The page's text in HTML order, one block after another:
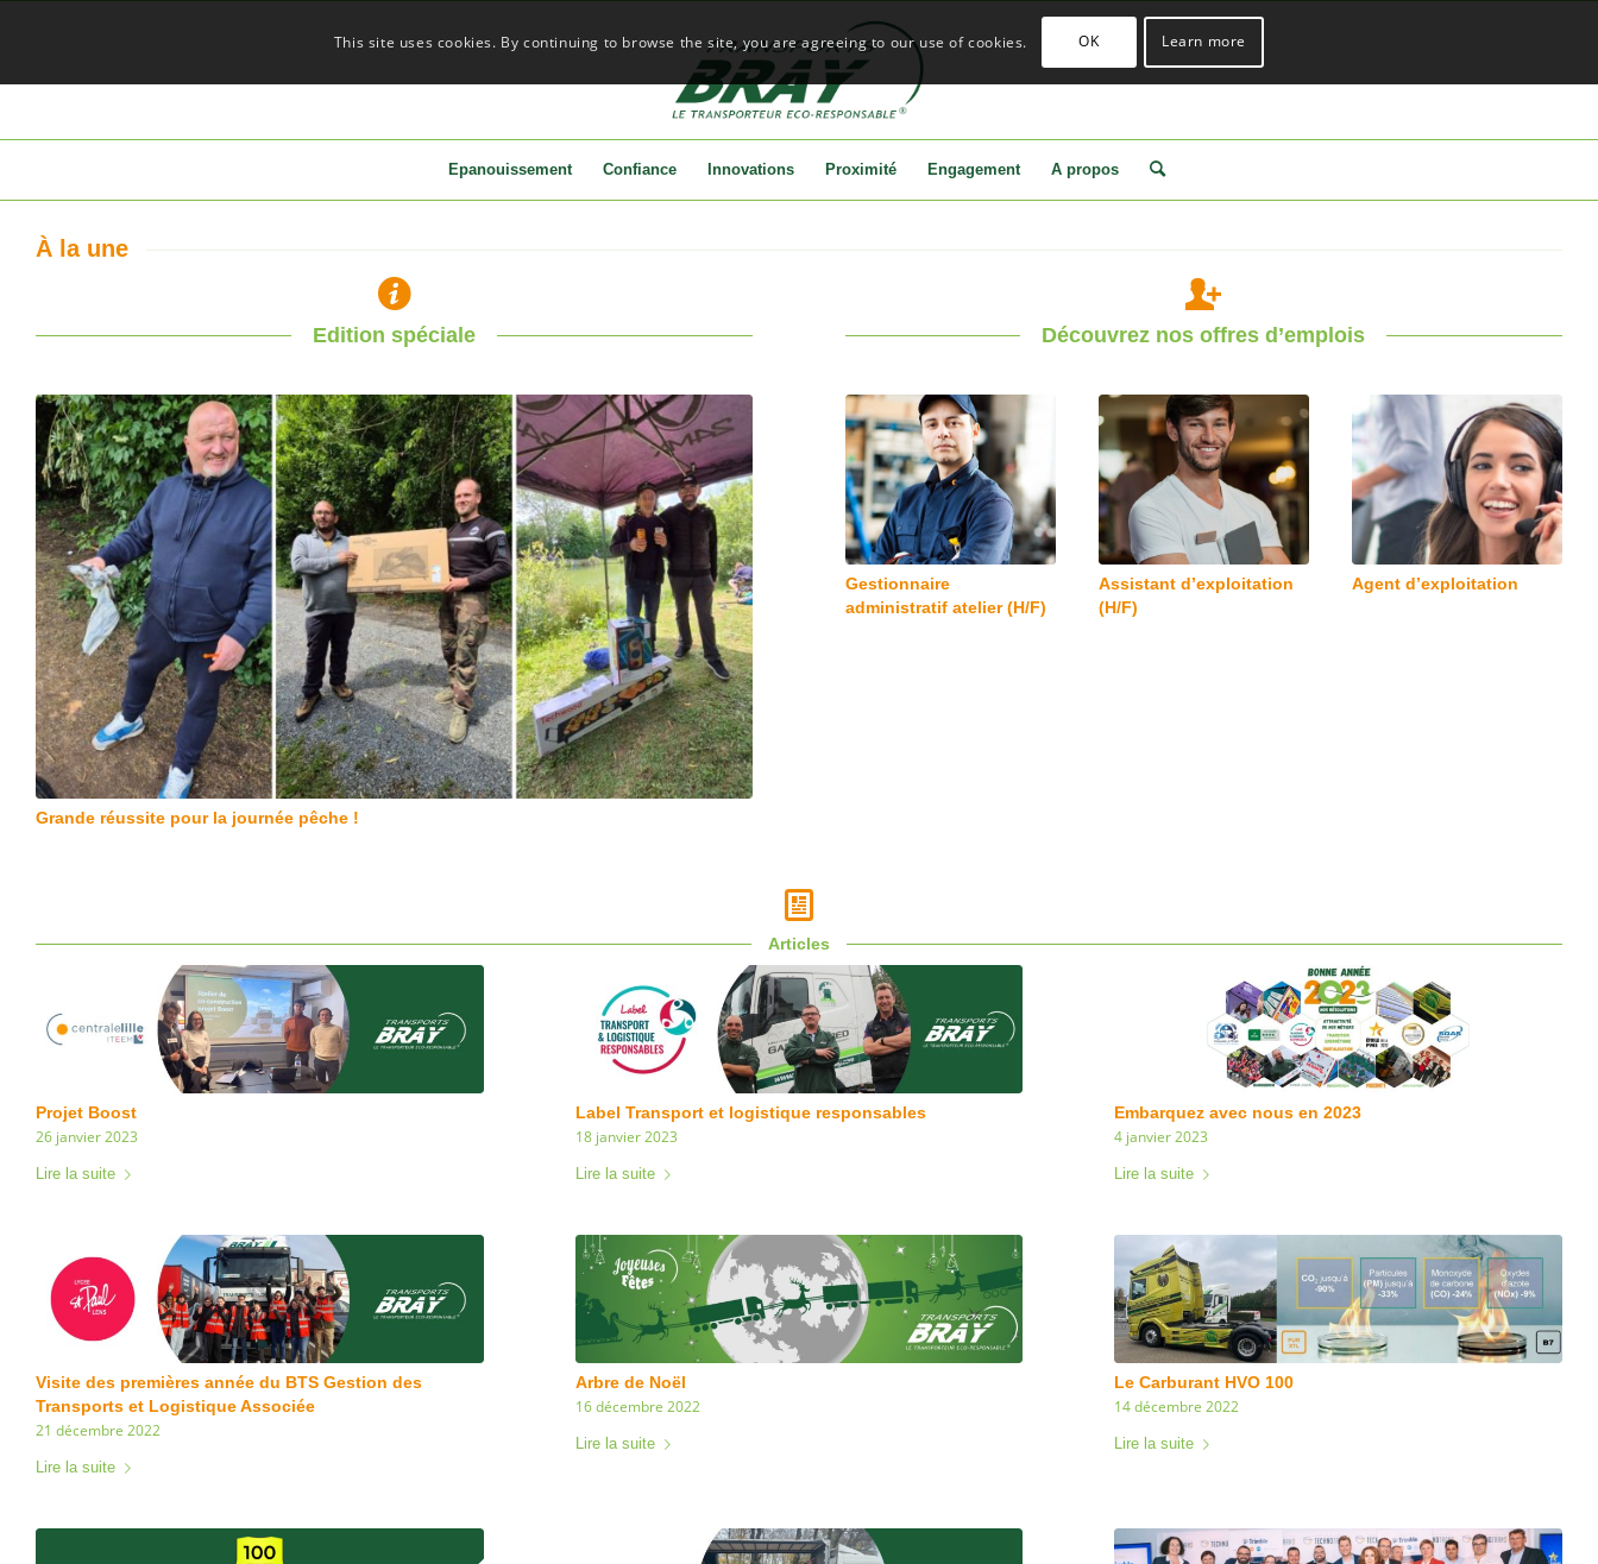
Epanouissement Confiance Innovations Proximité Engagement A propos
À la une
Edition spéciale
Grande réussite pour la journée pêche !
Découvrez nos offres d’emplois
Gestionnaire
administratif atelier (H/F)
Assistant d’exploitation
(H/F)
Agent d’exploitation
Articles
Projet Boost
26 janvier 2023
Lire la suite
Label Transport et logistique responsables
18 janvier 2023
Lire la suite
Embarquez avec nous en 2023
4 janvier 2023
Lire la suite
Visite des premières année du BTS Gestion des
Transports et Logistique Associée
21 décembre 2022
Lire la suite
Arbre de Noël
16 décembre 2022
Lire la suite
Le Carburant HVO 100
14 décembre 2022
Lire la suite
This site uses cookies. By continuing to browse the site, you are agreeing to our use of cookies. OK Learn more